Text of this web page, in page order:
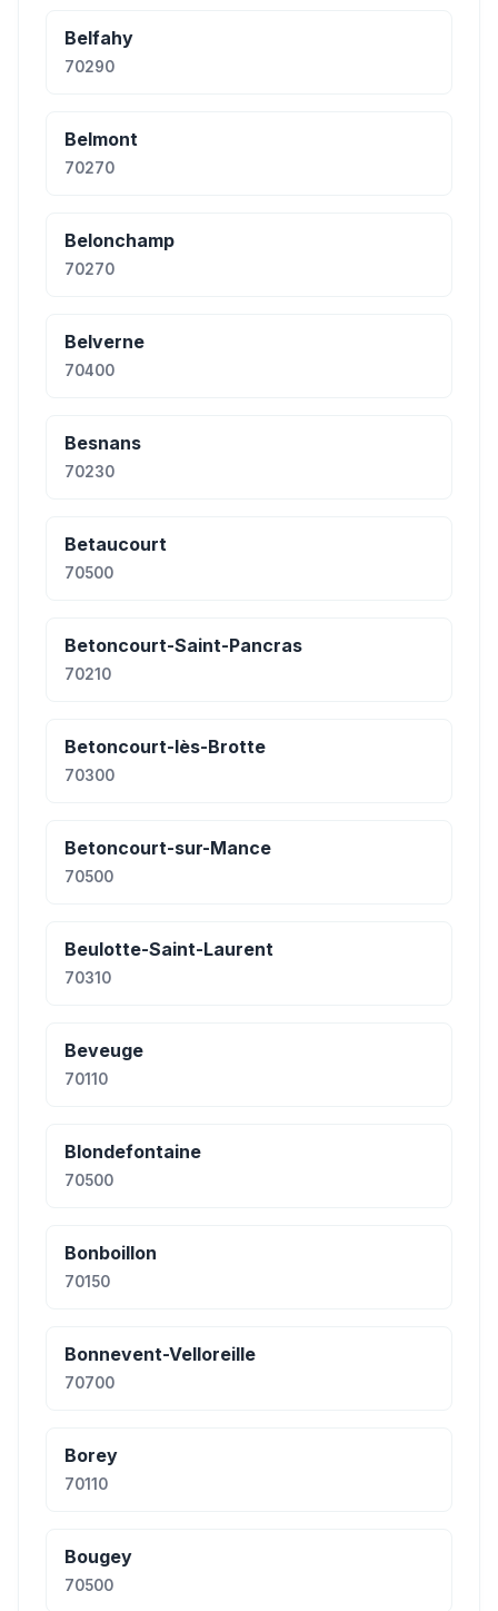
Belfahy
70290
Belmont
70270
Belonchamp
70270
Belverne
70400
Besnans
70230
Betaucourt
70500
Betoncourt-Saint-Pancras
70210
Betoncourt-lès-Brotte
70300
Betoncourt-sur-Mance
70500
Beulotte-Saint-Laurent
70310
Beveuge
70110
Blondefontaine
70500
Bonboillon
70150
Bonnevent-Velloreille
70700
Borey
70110
Bougey
70500